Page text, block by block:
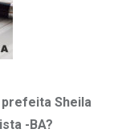
prefeita Sheila
-BA?